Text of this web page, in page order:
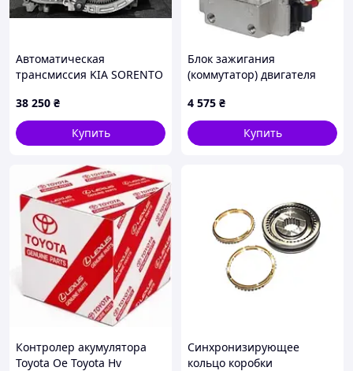
Автоматическая
трансмиссия KIA SORENTO
38 250 ₴
Купить
Блок зажигания
(коммутатор) двигателя
Toyota 89620-76001-71
4 575 ₴
Купить
Контролер акумулятора
Toyota Oe Toyota Hv
Синхронизирующее
кольцо коробки